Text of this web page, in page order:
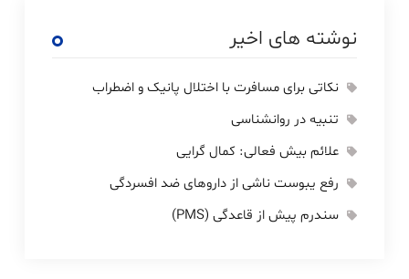
نوشته های اخیر
نکاتی برای مسافرت با اختلال پانیک و اضطراب
تنبیه در روانشناسی
علائم بیش فعالی: کمال گرایی
رفع یبوست ناشی از داروهای ضد افسردگی
سندرم پیش از قاعدگی (PMS)